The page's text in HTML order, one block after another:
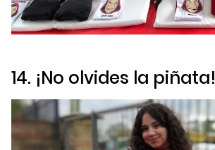
14. ¡No olvides la piñata!